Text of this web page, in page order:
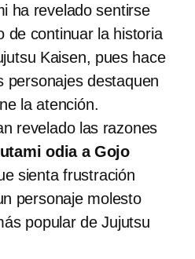
ha revelado sentirse
de continuar la historia
Kaisen, pues hace
personajes destaquen
la atención.
revelado las razones
odia a Gojo
sienta frustración
personaje molesto
popular de Jujutsu